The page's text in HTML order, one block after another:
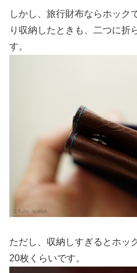
しかし、旅行財布ならホック
り収納したときも、二つに折
す。
ただし、収納しすぎるとホッ
20枚くらいです。